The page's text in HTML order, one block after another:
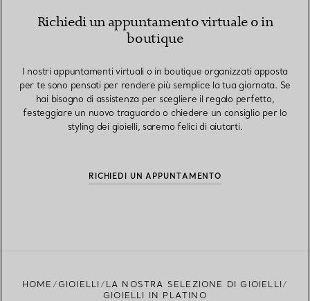
Richiedi un appuntamento virtuale o in
boutique
I nostri appuntamenti virtuali o in boutique organizzati apposta
per te sono pensati per rendere più semplice la tua giornata. Se
hai bisogno di assistenza per scegliere il regalo perfetto,
festeggiare un nuovo traguardo o chiedere un consiglio per lo
styling dei gioielli, saremo felici di aiutarti.
RICHIEDI UN APPUNTAMENTO
HOME GIOIELLI
LA NOSTRA SELEZIONE DI GIOIELLI
GIOIELLI IN PLATINO